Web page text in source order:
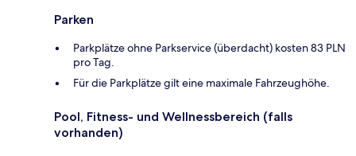
Parken
Parkplätze ohne Parkservice (überdacht) kosten 83 PLN
pro Tag.
Für die Parkplätze gilt eine maximale Fahrzeughöhe.
Pool, Fitness- und Wellnessbereich (falls
vorhanden)